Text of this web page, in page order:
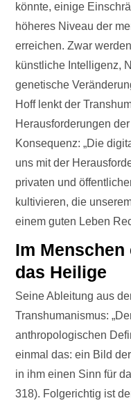
könnte, einige
höheres Niveau der
erreichen. Zwar
künstliche Intelligenz,
genetische
Hoff lenkt der
Herausforderungen
Konsequenz: „Die
uns mit der
privaten und
kultivieren, die
einem guten Leben
Im
das Heilige
Seine Ableitung aus
Transhumanismus:
anthropologischen
einmal das: ein Bild
in ihm einen Sinn für
318). Folgerichtig ist